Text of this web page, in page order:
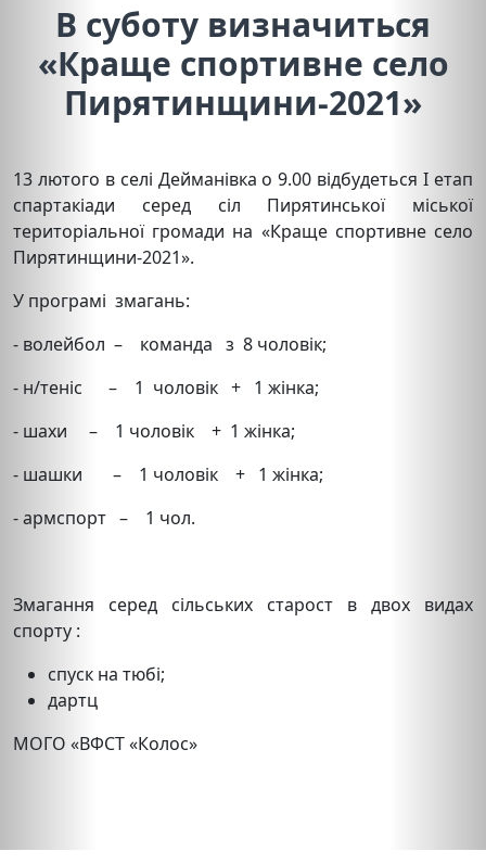
В суботу визначиться
«Краще спортивне село
Пирятинщини-2021»
13 лютого в селі Дейманівка о 9.00 відбудеться І етап
спартакіади серед сіл Пирятинської міської
територіальної громади на «Краще спортивне село
Пирятинщини-2021».
У програмі змагань:
- волейбол – команда з 8 чоловік;
- н/теніс – 1 чоловік + 1 жінка;
- шахи – 1 чоловік + 1 жінка;
- шашки – 1 чоловік + 1 жінка;
- армспорт – 1 чол.
Змагання серед сільських старост в двох видах
спорту :
спуск на тюбі;
дартц
МОГО «ВФСТ «Колос»